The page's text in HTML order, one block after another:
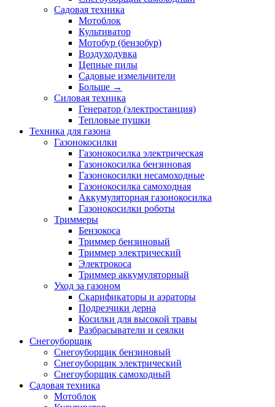
Садовая техника
Мотоблок
Культиватор
Мотобур (бензобур)
Воздуходувка
Цепные пилы
Садовые измельчители
Больше →
Силовая техника
Генератор (электростанция)
Тепловые пушки
Техника для газона
Газонокосилки
Газонокосилка электрическая
Газонокосилка бензиновая
Газонокосилки несамоходные
Газонокосилка самоходная
Аккумуляторная газонокосилка
Газонокосилки роботы
Триммеры
Бензокоса
Триммер бензиновый
Триммер электрический
Электрокоса
Триммер аккумуляторный
Уход за газоном
Скарификаторы и аэраторы
Подрезчики дерна
Косилки для высокой травы
Разбрасыватели и сеялки
Снегоуборщик
Снегоуборщик бензиновый
Снегоуборщик электрический
Снегоуборщик самоходный
Садовая техника
Мотоблок